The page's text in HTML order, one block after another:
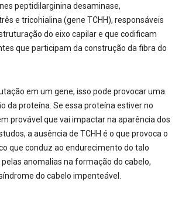
peptidilarginina desaminase,
e tricohialina (gene TCHH), responsáveis
do eixo capilar e que codificam
que participam da construção da fibra do
em um gene, isso pode provocar uma
da proteína. Se essa proteína estiver no
provável que vai impactar na aparência dos
a ausência de TCHH é o que provoca o
que conduz ao endurecimento do talo
anomalias na formação do cabelo,
do cabelo impenteável.